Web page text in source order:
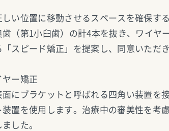
しい位置に移動させるスペースを確保す
歯（第1小臼歯）の計4本を抜き、ワイヤ
「スピード矯正」を提案し、同意いただき
ヤー矯正
面にブラケットと呼ばれる四角い装置を
装置を使用します。治療中の審美性を考
した。